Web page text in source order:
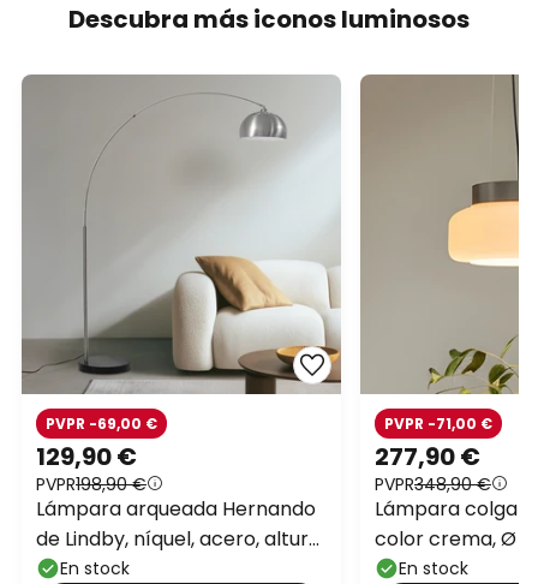
Descubra más iconos luminosos
129,90 €
PVPR198,90 €
PVPR -69,00 €
Lámpara arqueada Hernando
de Lindby, níquel, acero, altura
188 cm
En stock
277,90 €
PVPR348,90 €
PVPR -71,00 €
Lámpara
color crema, Ø
En stock